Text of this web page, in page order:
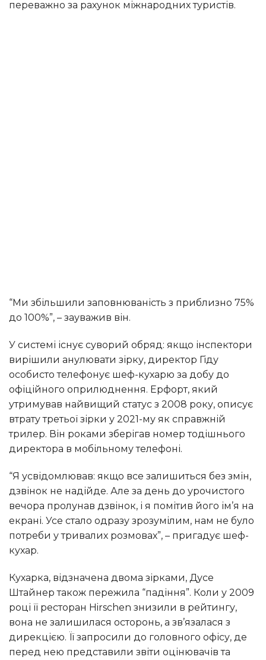
переважно за рахунок міжнародних туристів.
“Ми збільшили заповнюваність з приблизно 75%
до 100%”, – зауважив він.
У системі існує суворий обряд: якщо інспектори
вирішили анулювати зірку, директор Гіду
особисто телефонує шеф-кухарю за добу до
офіційного оприлюднення. Ерфорт, який
утримував найвищий статус з 2008 року, описує
втрату третьої зірки у 2021-му як справжній
трилер. Він роками зберігав номер тодішнього
директора в мобільному телефоні.
“Я усвідомлював: якщо все залишиться без змін,
дзвінок не надійде. Але за день до урочистого
вечора пролунав дзвінок, і я помітив його ім’я на
екрані. Усе стало одразу зрозумілим, нам не було
потреби у тривалих розмовах”, – пригадує шеф-
кухар.
Кухарка, відзначена двома зірками, Дусе
Штайнер також пережила “падіння”. Коли у 2009
році її ресторан Hirschen знизили в рейтингу,
вона не залишилася осторонь, а зв’язалася з
дирекцією. Її запросили до головного офісу, де
перед нею представили звіти оцінювачів та